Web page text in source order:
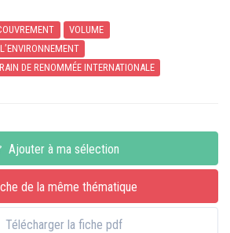
VOLUME
DE RENOMMÉE INTERNATIONALE
Ajouter à ma sélection
de la même thématique
Télécharger la fiche pdf